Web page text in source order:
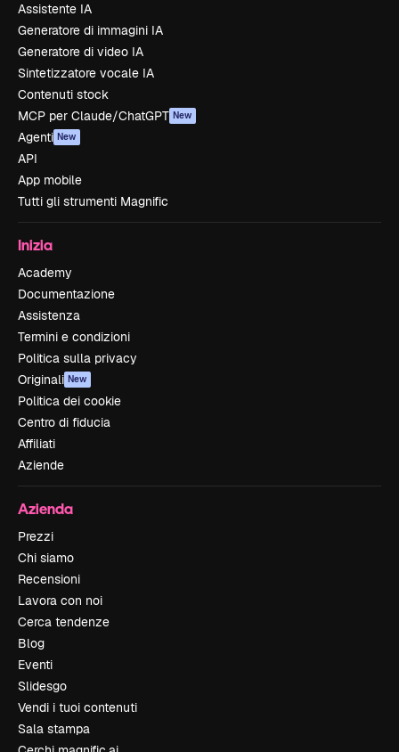
Assistente IA
Generatore di immagini IA
Generatore di video IA
Sintetizzatore vocale IA
Contenuti stock
MCP per Claude/ChatGPT New
Agenti New
API
App mobile
Tutti gli strumenti Magnific
Inizia
Academy
Documentazione
Assistenza
Termini e condizioni
Politica sulla privacy
Originali New
Politica dei cookie
Centro di fiducia
Affiliati
Aziende
Azienda
Prezzi
Chi siamo
Recensioni
Lavora con noi
Cerca tendenze
Blog
Eventi
Slidesgo
Vendi i tuoi contenuti
Sala stampa